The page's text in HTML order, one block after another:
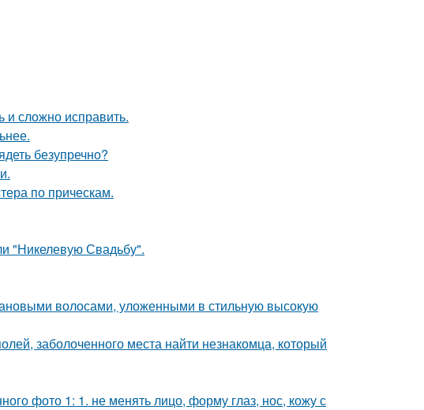
и сложно исправить.
безупречно?
по прическам.
"Никелевую Свадьбу".
волосами, уложенными в стильную высокую
заболоченного места найти незнакомца, который
фото 1: 1. не менять лицо, форму глаз, нос, кожу с